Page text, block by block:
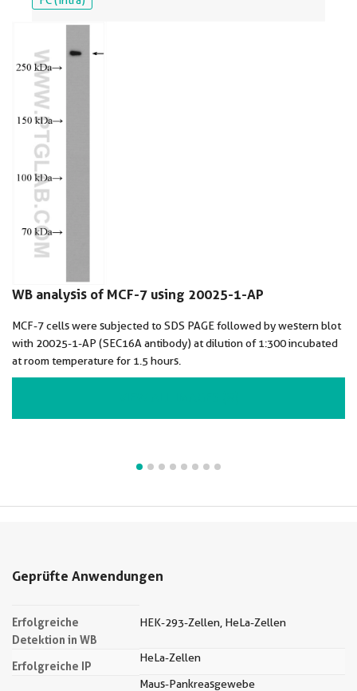
WB analysis of MCF-7 using 20025-1-AP
MCF-7 cells were subjected to SDS PAGE followed by western blot
with 20025-1-AP (SEC16A antibody) at dilution of 1:300 incubated
at room temperature for 1.5 hours.
Geprüfte Anwendungen
Erfolgreiche
Detektion in WB
HEK-293-Zellen, HeLa-Zellen
Erfolgreiche IP
HeLa-Zellen
Maus-Pankreasgewebe